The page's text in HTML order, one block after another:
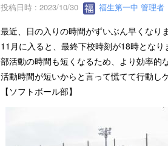
投稿日時 : 2023/10/30 福生第一中 管理者
最近、日の入りの時間がずいぶん早くなりま
11月に入ると、最終下校時刻が18時となり
部活動の時間も短くなるため、より効率的
活動時間が短いからと言って慌てて行動し
【ソフトボール部】